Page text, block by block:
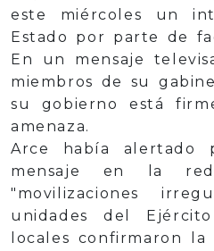
este miércoles un
Estado por parte de
En un mensaje
miembros de su
su gobierno está
amenaza.
Arce había alertado
mensaje en la
"movilizaciones
unidades del
locales confirmaron